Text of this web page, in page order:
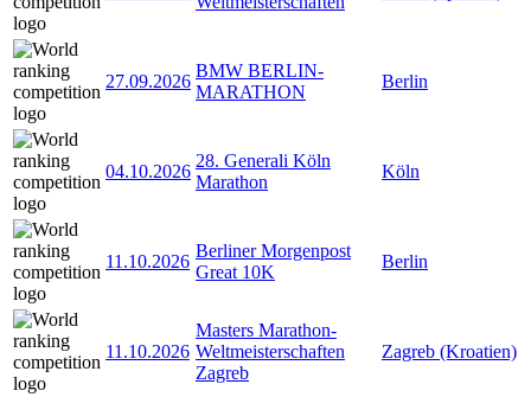
27.09.2026
BMW BERLIN-
MARATHON
Berlin
04.10.2026
28. Generali Köln
Marathon
Köln
11.10.2026
Berliner Morgenpost
Great 10K
Berlin
11.10.2026
Masters Marathon-
Weltmeisterschaften
Zagreb
Zagreb (Kroatien)